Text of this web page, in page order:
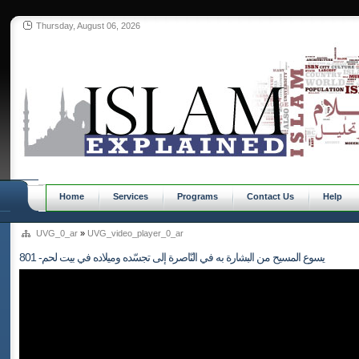
Thursday, August 06, 2026
Home Services Programs Contact Us Help
UVG_0_ar » UVG_video_player_0_ar
801 -يسوع المسيح من البشارة به في النّاصرة إلى تجسّده وميلاده في بيت لحم